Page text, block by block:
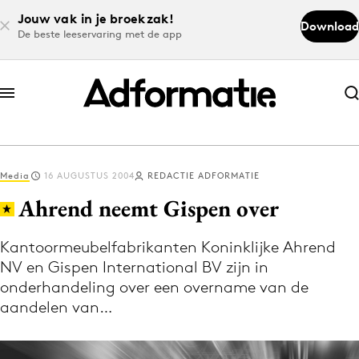
Jouw vak in je broekzak!
De beste leeservaring met de app
Download
Abonneer nu
Abonneer nu
Log in
Download de app
Volg het laatste nieuws via de Adformatie
Nieuws app
Media 16 AUGUSTUS 2004 REDACTIE ADFORMATIE
Ahrend neemt Gispen over
Kantoormeubelfabrikanten Koninklijke Ahrend
NV en Gispen International BV zijn in
onderhandeling over een overname van de
aandelen van…